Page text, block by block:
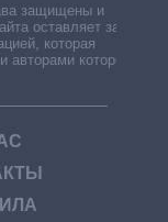
защищены и
оставляет за
которая
которой